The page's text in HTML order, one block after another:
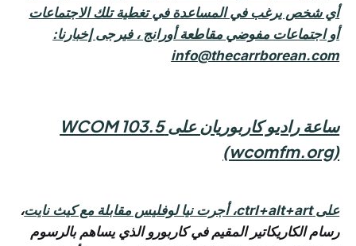
أي شخص يرغب في المساعدة في تغطية تلك الاجتماعات
أو اجتماعات مفوضي مقاطعة أورانج ، فيرجى إخبارنا:
info@thecarrborean.com
ساعة راديو كاربوريان على WCOM 103.5
(wcomfm.org)
على ctrl+alt+art، أجرت نيا لوفليس مقابلة مع كيث نايت،
رسام الكاريكاتير المقيم في كاربورو الذي يساهم بالرسوم